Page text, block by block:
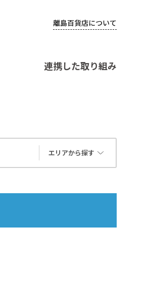
離島百貨店について
連携した取り組み
エリアから探す